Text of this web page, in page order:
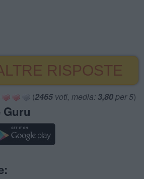
RISPOSTE
(2465voti, media: 3,80per 5)
Guru